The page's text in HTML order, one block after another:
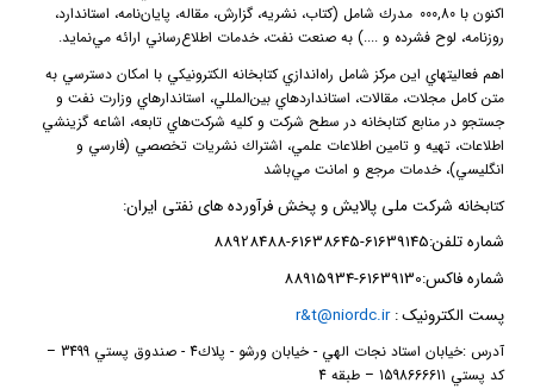
اكنون با 000
,80
مدرك شامل (كتاب، نشريه، گزارش، مقاله، پايان‌نامه، استاندارد،
روزنامه، لوح فشرده و ....) به صنعت نفت، خدمات اطلاع‌رساني ارائه مي‌نمايد.
اهم فعاليتهاي اين مركز شامل راه‌اندازي كتابخانه ‌الكترونيكي با امكان دسترسي به
متن كامل مجلات، مقالات، استانداردهاي بين‌المللي، استاندارهاي وزارت نفت و
جستجو در منابع كتابخانه در سطح شركت و كليه شركت‌هاي تابعه، اشاعه گزينشي
اطلاعات، تهيه و تامين اطلاعات علمي، اشتراك نشريات تخصصي (فارسي و
انگليسي)، خدمات مرجع و امانت مي‌باشد
کتابخانه شرکت ملی پالایش و پخش فرآورده های نفتی ایران:
شماره تلفن:61639145-61638645-88928488
شماره فاکس:61639130-88915934
پست الکترونیک r&t@niordc.ir:
آدرس :خيابان استاد نجات الهي - خيابان ورشو - پلاك4 - صندوق پستي 3499
–
كد پستي 1598666611
– طبقه 4